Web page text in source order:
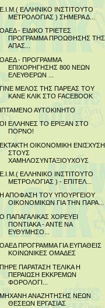
Ε.Ι.Μ.( ΕΛΛΗΝΙΚΟ ΙΝΣΤΙΤΟΥΤΟ
ΜΕΤΡΟΛΟΓΙΑΣ ) ΣΗΜΕΡΑ Δ...
ΟΑΕΔ - ΕΙΔΙΚΟ ΤΡΙΕΤΕΣ
ΠΡΟΓΡΑΜΜΑ ΠΡΟΩΘΗΣΗΣ ΤΗΣ
ΑΠΑΣ...
ΟΑΕΔ - ΠΡΟΓΡΑΜΜΑ
ΕΠΙΧΟΡΗΓΗΣΗΣ 800 ΝΕΩΝ
ΕΛΕΥΘΕΡΩΝ ...
ΓΙΝΕ ΜΕΛΟΣ ΤΗΣ ΠΑΡΕΑΣ ΤΟΥ
ΚΑΝΕ ΚΛΙΚ ΣΤΟ FACEBOOK
ΙΠΤΑΜΕΝΟ ΑΥΤΟΚΙΝΗΤΟ
ΟΙ ΕΛΛΗΝΕΣ ΤΟ ΕΡΙΞΑΝ ΣΤΟ
ΠΟΡΝΟ!
ΕΚΤΑΚΤΗ ΟΙΚΟΝΟΜΙΚΗ ΕΝΙΣΧΥΣΗ
ΣΤΟΥΣ
ΧΑΜΗΛΟΣΥΝΤΑΞΙΟΥΧΟΥΣ
Ε.Ι.Μ.( ΕΛΛΗΝΙΚΟ ΙΝΣΤΙΤΟΥΤΟ
ΜΕΤΡΟΛΟΓΙΑΣ ) - ΕΠΙΤΕΛ...
Η ΑΠΟΦΑΣΗ ΤΟΥ ΥΠΟΥΡΓΕΙΟΥ
ΟΙΚΟΝΟΜΙΚΩΝ ΓΙΑ ΤΗΝ ΠΑΡΑ...
Ο ΠΑΠΑΓΑΛΙΚΑΣ ΧΟΡΕΥΕΙ
ΠΟΝΤΙΑΚΑ - ΑΝΤΕ ΝΑ
ΕΥΘΥΜΗΣΟ...
ΟΑΕΔ ΠΡΟΓΡΑΜΜΑ ΓΙΑ ΕΥΠΑΘΕΙΣ
ΚΟΙΝΩΝΙΚΕΣ ΟΜΑΔΕΣ
ΠΗΡΕ ΠΑΡΑΤΑΣΗ ΤΕΛΙΚΑ Η
ΠΕΡΑΙΩΣΗ ΕΚΚΡΕΜΩΝ
ΦΟΡΟΛΟΓΙ...
ΜΗΧΑΝΗ ΑΝΑΖΗΤΗΣΗΣ ΝΕΩΝ
ΘΕΣΕΩΝ ΕΡΓΑΣΙΑΣ